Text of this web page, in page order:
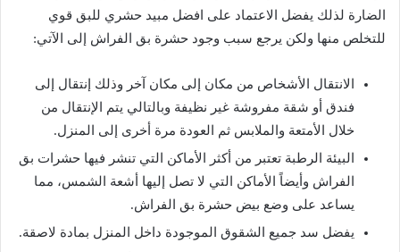
الضارة لذلك يفضل الاعتماد على افضل مبيد حشري للبق قوي
للتخلص منها ولكن يرجع سبب وجود حشرة بق الفراش إلى الآتي:
الانتقال الأشخاص من مكان إلى مكان آخر وذلك إنتقال إلى
فندق أو شقة مفروشة غير نظيفة وبالتالي يتم الإنتقال من
خلال الأمتعة والملابس ثم العودة مرة أخرى إلى المنزل.
البيئة الرطبة تعتبر من أكثر الأماكن التي تنشر فيها حشرات بق
الفراش وأيضاً الأماكن التي لا تصل إليها أشعة الشمس، مما
يساعد على وضع بيض حشرة بق الفراش.
يفضل سد جميع الشقوق الموجودة داخل المنزل بمادة لاصقة.